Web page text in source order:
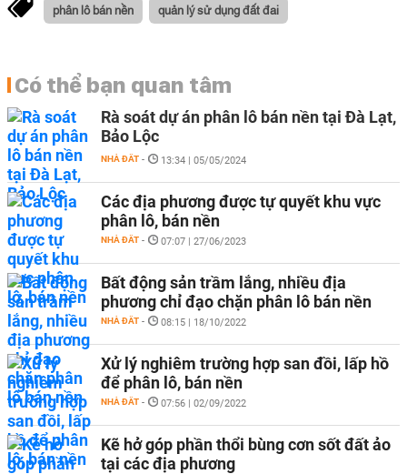
phân lô bán nền quản lý sử dụng đất đai
Có thể bạn quan tâm
Rà soát dự án phân lô bán nền tại Đà Lạt,
Bảo Lộc
NHÀ ĐẤT - 13:34 | 05/05/2024
Các địa phương được tự quyết khu vực
phân lô, bán nền
NHÀ ĐẤT - 07:07 | 27/06/2023
Bất động sản trầm lắng, nhiều địa
phương chỉ đạo chặn phân lô bán nền
NHÀ ĐẤT - 08:15 | 18/10/2022
Xử lý nghiêm trường hợp san đồi, lấp hồ
để phân lô, bán nền
NHÀ ĐẤT - 07:56 | 02/09/2022
Kẽ hở góp phần thổi bùng cơn sốt đất ảo
tại các địa phương